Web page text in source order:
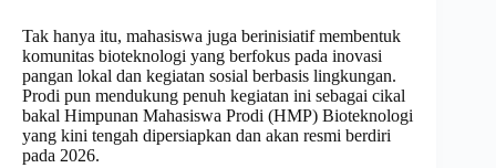
Tak hanya itu, mahasiswa juga berinisiatif membentuk
komunitas bioteknologi yang berfokus pada inovasi
pangan lokal dan kegiatan sosial berbasis lingkungan.
Prodi pun mendukung penuh kegiatan ini sebagai cikal
bakal Himpunan Mahasiswa Prodi (HMP) Bioteknologi
yang kini tengah dipersiapkan dan akan resmi berdiri
pada 2026.